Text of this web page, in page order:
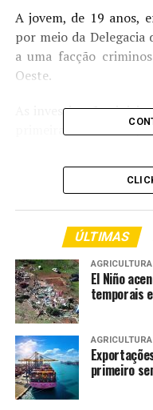
A jovem, de 19 anos,
por meio da Delegacia
a uma facção
Oeste.
As investigações
primeira fase da
segunda fase
cumprimento de
desencadeada dia 3
cumprimento de 65
desfavor da jovem.
“Polícia Civil de
investigado estiver,
o delegado da 1ª DP de
Após a prisão, a
onde seriam
posteriormente,
ÚLTIMAS
AGRICULTURA
El Niño
temporais
AGRICULTURA
primeiro